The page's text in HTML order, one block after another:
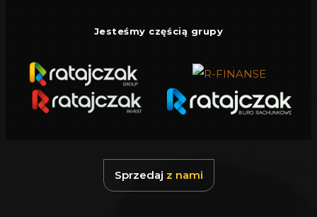
Jesteśmy częścią grupy
Sprzedaj z nami